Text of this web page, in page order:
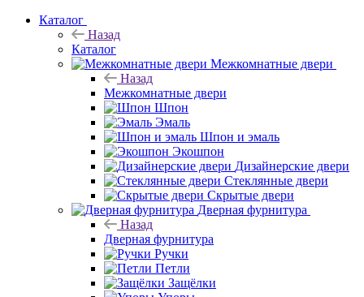
Каталог
Назад
Каталог
Межкомнатные двери
Назад
Межкомнатные двери
Шпон
Эмаль
Шпон и эмаль
Экошпон
Дизайнерские двери
Стеклянные двери
Скрытые двери
Дверная фурнитура
Назад
Дверная фурнитура
Ручки
Петли
Защёлки